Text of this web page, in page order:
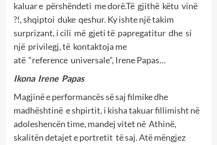
kaluar e përshëndeti me dorë.Të gjithë këtu vinë
?!, shqiptoi duke qeshur. Ky ishte një takim
surprizant, i cili më gjeti të papregatitur dhe si
një privilegj, të kontaktoja me
atë “reference universale”, Irene Papas…
Ikona Irene Papas
Magjinë e performancës së saj filmike dhe
madhështinë e shpirtit, i kisha takuar fillimisht në
adoleshencën time, mandej vitet në Athinë,
skalitën detajet e portretit të saj. Atë mëngjez